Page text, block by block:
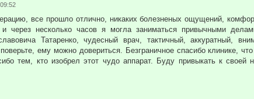
все прошло отлично, никаких болезненых ощущений,
через несколько часов я могла заниматься привычными
Татаренко, чудесный врач, тактичный, аккуратный,
ему можно довериться. Безграничное спасибо клинике,
тем, кто изобрел этот чудо аппарат. Буду привыкать к своей